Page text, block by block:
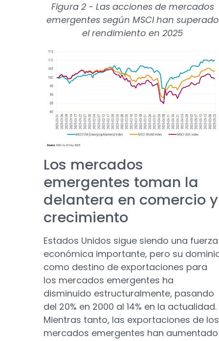
Figura 2 - Las acciones de mercados
emergentes según MSCI han superado
el rendimiento en 2025
Los mercados
emergentes toman la
delantera en comercio y
crecimiento
Estados Unidos sigue siendo una fuerza
económica importante, pero su
como destino de exportaciones para
los mercados emergentes ha
disminuido estructuralmente, pasando
del 20% en 2000 al 14% en la actualidad.
Mientras tanto, las exportaciones de los
mercados emergentes han aumentado